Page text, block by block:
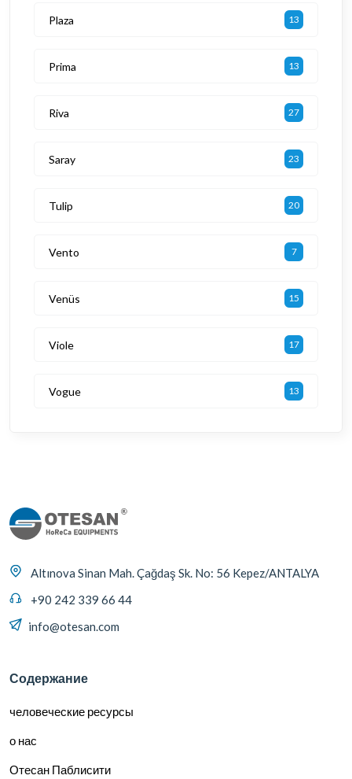
Plaza 13
Prima 13
Riva 27
Saray 23
Tulip 20
Vento 7
Venüs 15
Viole 17
Vogue 13
Altınova Sinan Mah. Çağdaş Sk. No: 56 Kepez/ANTALYA
+90 242 339 66 44
info@otesan.com
Содержание
человеческие ресурсы
о нас
Отесан Паблисити